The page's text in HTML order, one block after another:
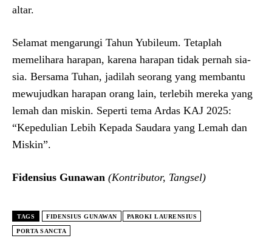
altar.
Selamat mengarungi Tahun Yubileum. Tetaplah
memelihara harapan, karena harapan tidak pernah sia-
sia. Bersama Tuhan, jadilah seorang yang membantu
mewujudkan harapan orang lain, terlebih mereka yang
lemah dan miskin. Seperti tema Ardas KAJ 2025:
“Kepedulian Lebih Kepada Saudara yang Lemah dan
Miskin”.
Fidensius Gunawan (Kontributor, Tangsel)
TAGS FIDENSIUS GUNAWAN PAROKI LAURENSIUS
PORTA SANCTA